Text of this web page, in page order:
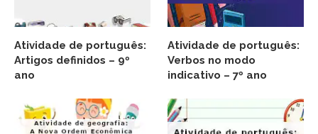
Atividade de português:
Artigos definidos – 9º
ano
Atividade de português:
Verbos no modo
indicativo – 7º ano